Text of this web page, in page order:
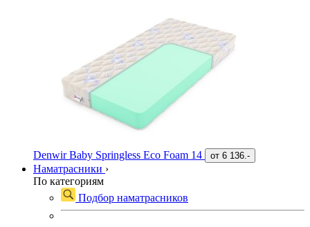
Denwir Baby Springless Eco Foam 14 от 6 136.-
Наматрасники ›
По категориям
Подбор наматрасников